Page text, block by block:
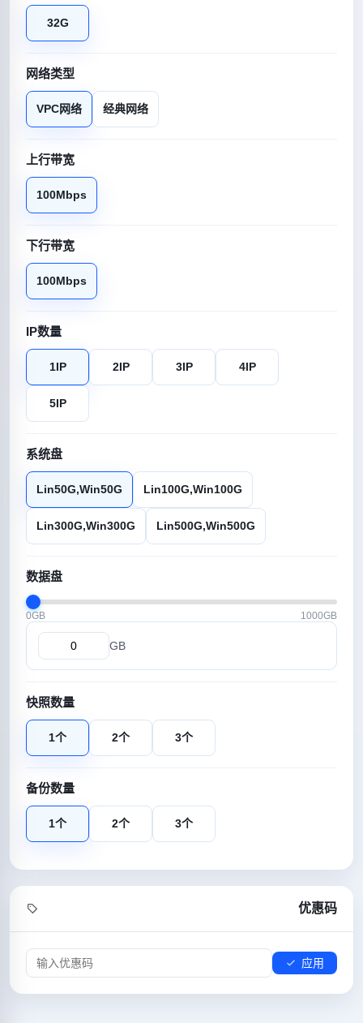
32G
网络类型
VPC网络 经典网络
上行带宽
100Mbps
下行带宽
100Mbps
IP数量
1IP 2IP 3IP 4IP
5IP
系统盘
Lin50G,Win50G Lin100G,Win100G
Lin300G,Win300G Lin500G,Win500G
数据盘
0GB 1000GB
GB
快照数量
1个 2个 3个
备份数量
1个 2个 3个
优惠码
应用